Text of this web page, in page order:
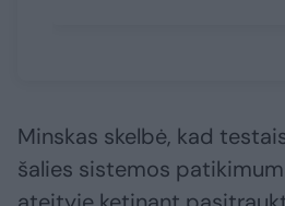
Minskas skelbė, kad
šalies sistemos